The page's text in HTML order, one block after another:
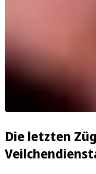
Die letzten